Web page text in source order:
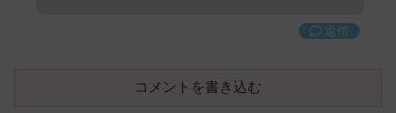
返信
コメントを書き込む